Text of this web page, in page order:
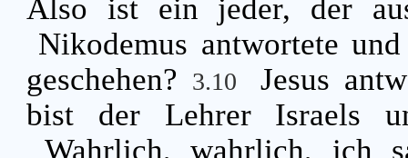
Also ist ein jeder, der
Nikodemus antwortete
geschehen?
3.10
Jesus
bist der Lehrer Israels
Wahrlich, wahrlich, ich